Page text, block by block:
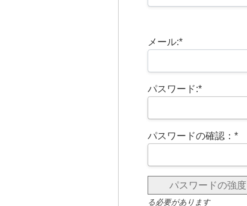
メール:*
パスワード:*
パスワードの確認：*
パスワードの強度
る必要があります